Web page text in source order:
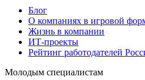
Блог
О компаниях в игровой
Жизнь в компании
ИТ-проекты
Рейтинг работодателей
Молодым специалистам